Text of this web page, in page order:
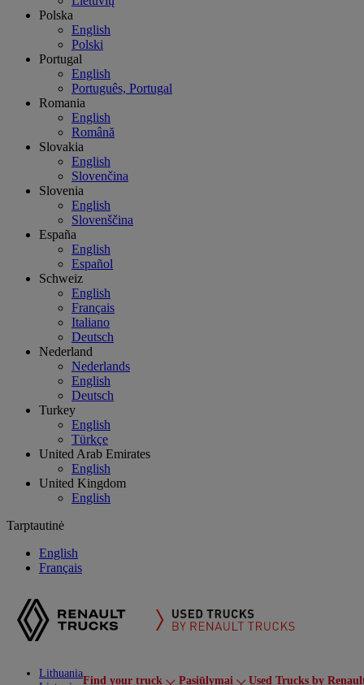
Polska
English
Polski
Portugal
English
Português, Portugal
Romania
English
Română
Slovakia
English
Slovenčina
Slovenia
English
Slovenščina
España
English
Español
Schweiz
English
Français
Italiano
Deutsch
Nederland
Nederlands
English
Deutsch
Turkey
English
Türkçe
United Arab Emirates
English
United Kingdom
English
Tarptautinė
English
Français
Lithuania
Find your truck Pasiūlymai Used Trucks by